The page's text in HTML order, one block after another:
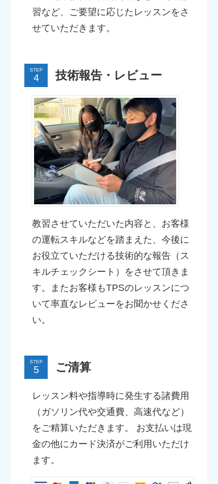
習など、ご要望に応じたレッスンをさ
せていただきます。
STEP 技術報告・レビュー
教習させていただいた内容と、お客様
の運転スキルなどを踏まえた、今後に
お役立ていただける技術的な報告（ス
キルチェックシート）をさせて頂きま
す。またお客様もTPSのレッスンにつ
いて率直なレビューをお聞かせくださ
い。
STEP ご清算
レッスン料や指導時に発生する諸費用
（ガソリン代や交通費、高速代など）
をご精算いただきます。 お支払いは現
金の他にカード決済がご利用いただけ
ます。